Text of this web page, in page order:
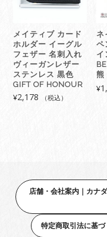
ダ
先
住
民
ネ
イ
ィ
ア
ン
メイティブ カード
ホルダー イーグル
フェザー 名刺入れ
ヴィーガンレザー
ステンレス 黒色
GIFT OF HONOUR
¥2,178 （税込）
ネ
ペ
イ
熊
¥
店舗・会社案内｜カナ
特定商取引法に基